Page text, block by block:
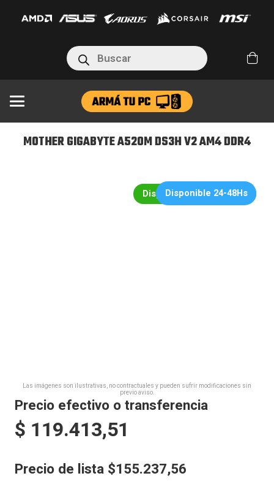
Búsqueda
de
productos
MOTHER GIGABYTE A520M DS3H V2 AM4 DDR4
Disponible en 24hs/48hs
Disponible 24-48Hs
Las imágenes son ilustrativas, no contractuales y pueden sufrir modificaciones sin
previo aviso.
Precio efectivo o transferencia
$ 119.413,51
Precio de lista $155.237,56
DS3H
DDR4
cantidad